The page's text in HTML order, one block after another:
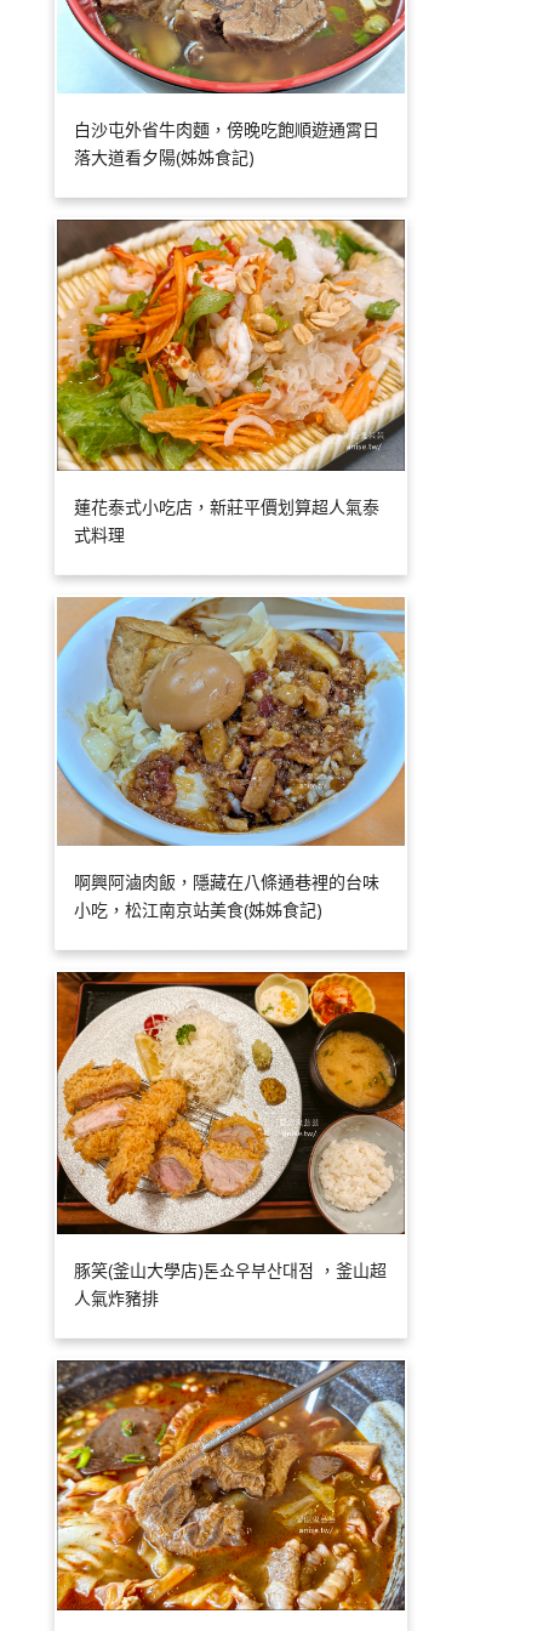
白沙屯外省牛肉麵，傍晚吃飽順遊通霄日
落大道看夕陽(姊姊食記)
蓮花泰式小吃店，新莊平價划算超人氣泰
式料理
啊興阿滷肉飯，隱藏在八條通巷裡的台味
小吃，松江南京站美食(姊姊食記)
豚笑(釜山大學店)톤쇼우부산대점 ，釜山超
人氣炸豬排